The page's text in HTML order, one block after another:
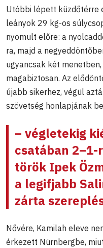
Utóbbi lépett küzdőtérre
leányok 29 kg-os
nyomult előre: a
ra, majd a
ugyancsak két
magabiztosan. Az
újabb sikerhez, végül
szövetség honlapjának
– végletekig
csatában 2–1-
török Ipek
a legifjabb
zárta
Nővére, Kamilah eleve
érkezett Nürnbergbe,